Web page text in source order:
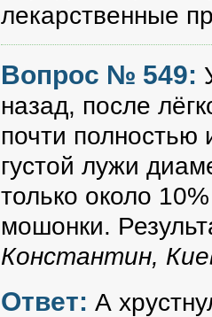
лекарственные
Вопрос № 549:
назад, после
почти
густой лужи
только около
мошонки.
Константин,
Ответ: А